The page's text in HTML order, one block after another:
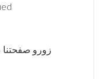
زورو